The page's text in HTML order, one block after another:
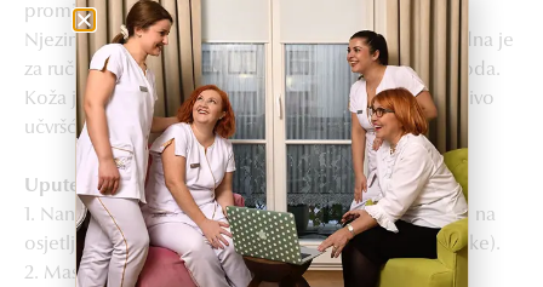
promjenom dermo-epidermalnog spoja.
Njezina lagana, svilenkasta i nemasna tekstura pogodna je
za ručnu masažu, ključnu fazu za učinkovitost proizvoda.
Koža je svakim danom zaglađenija, toniziranija i vidljivo
učvršćena.
Upute za upotrebu
1. Nanijeti ujutro i/ili navečer na cijelo tijelo, osobito na
osjetljiva i opuštena područja (bedra, trbuh, prsa i ruke).
2. Masirati blagim uzlaznim pokretima.